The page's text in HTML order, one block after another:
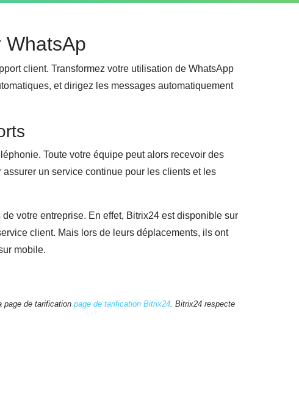
WhatsAp
client. Transformez votre utilisation de WhatsApp
et dirigez les messages automatiquement
Toute votre équipe peut alors recevoir des
un service continue pour les clients et les
votre entreprise. En effet, Bitrix24 est disponible sur
client. Mais lors de leurs déplacements, ils ont
mobile.
page de tarification page de tarification Bitrix24. Bitrix24 respecte